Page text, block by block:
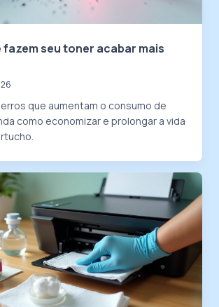
fazem seu toner acabar mais
que aumentam o consumo de
como economizar e prolongar a vida